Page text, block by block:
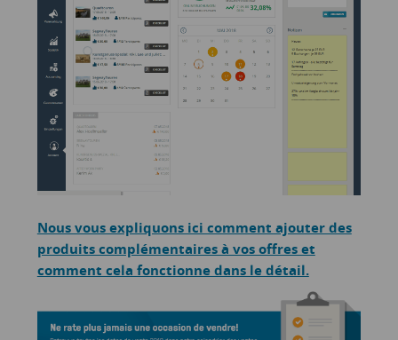
Nous vous expliquons ici comment ajouter des
produits complémentaires à vos offres et
comment cela fonctionne dans le détail.